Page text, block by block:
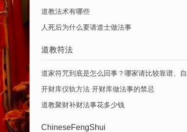
道教法术有哪些
人死后为什么要请道士做法事
道教符法
道家符咒到底是怎么回事？哪家请比较靠谱、
开财库仪轨方法 开财库做法事的禁忌
道教聚财补财法事花多少钱
ChineseFengShui